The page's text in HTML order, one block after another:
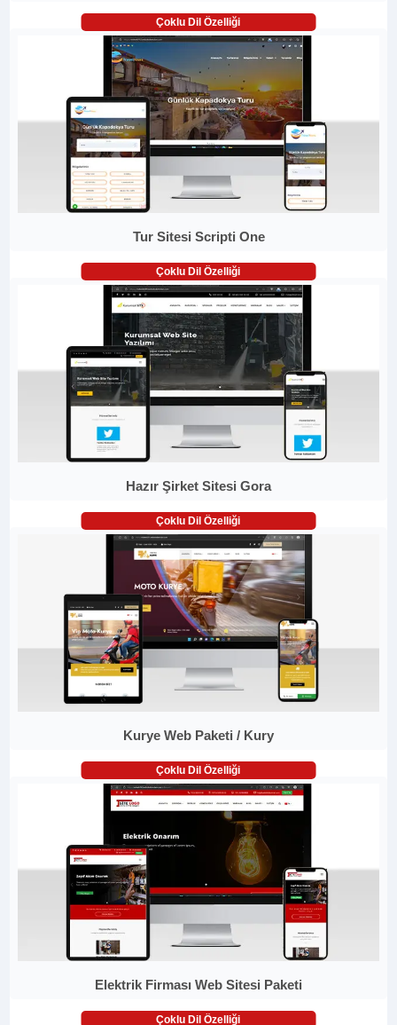
Çoklu Dil Özelliği
Tur Sitesi Scripti One
Çoklu Dil Özelliği
Hazır Şirket Sitesi Gora
Çoklu Dil Özelliği
Kurye Web Paketi / Kury
Çoklu Dil Özelliği
Elektrik Firması Web Sitesi Paketi
Çoklu Dil Özelliği